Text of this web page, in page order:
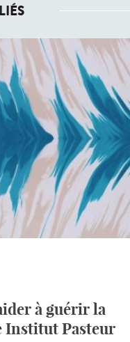
à guérir la
Institut Pasteur